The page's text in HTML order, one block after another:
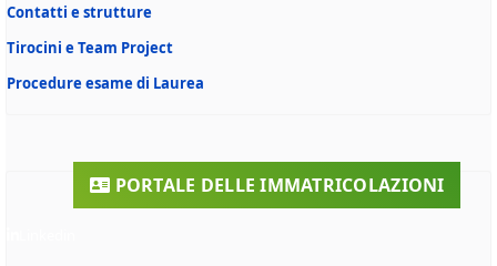
Contatti e strutture
Tirocini e Team Project
Procedure esame di Laurea
PORTALE DELLE IMMATRICOLAZIONI